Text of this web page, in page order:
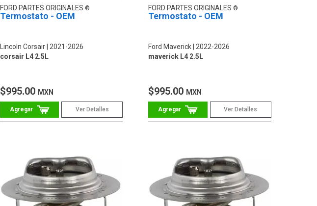
FORD PARTES ORIGINALES
Termostato - OEM
Lincoln Corsair
2021-2026
corsair L4 2.5L
$995.00 MXN
Ver Detalles
FORD PARTES ORIGINALES
Termostato - OEM
Ford Maverick
2022-2026
maverick L4 2.5L
$995.00 MXN
Ver Detalles